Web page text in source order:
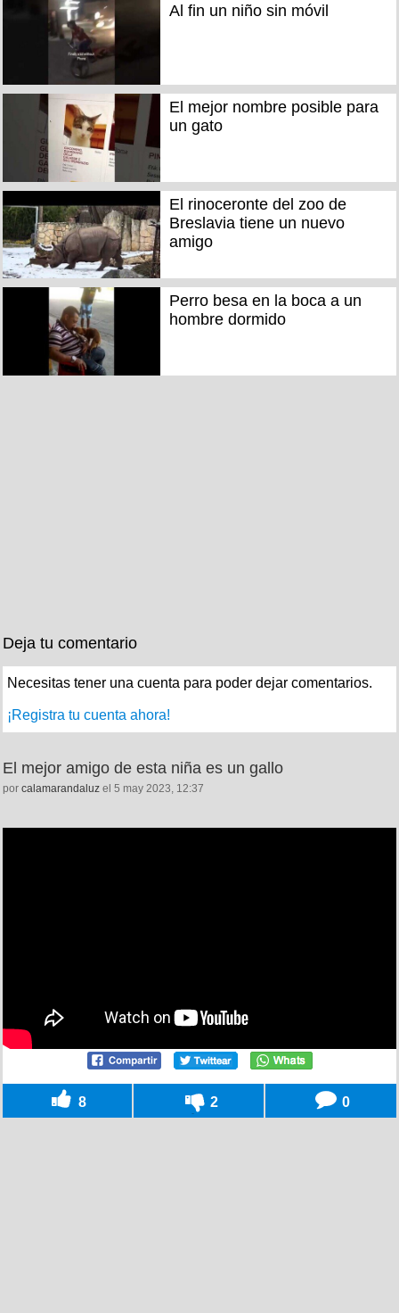
Al fin un niño sin móvil
El mejor nombre posible para
un gato
El rinoceronte del zoo de
Breslavia tiene un nuevo
amigo
Perro besa en la boca a un
hombre dormido
Deja tu comentario
Necesitas tener una cuenta para poder dejar comentarios.
¡Registra tu cuenta ahora!
El mejor amigo de esta niña es un gallo
por calamarandaluz el 5 may 2023, 12:37
8 2 0